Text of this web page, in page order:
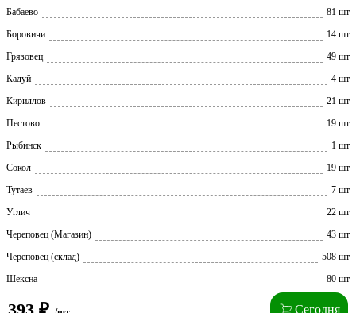
Бабаево
81 шт
Боровичи
14 шт
Грязовец
49 шт
Кадуй
4 шт
Кириллов
21 шт
Пестово
19 шт
Рыбинск
1 шт
Сокол
19 шт
Тутаев
7 шт
Углич
22 шт
Череповец (Магазин)
43 шт
Череповец (склад)
508 шт
Шексна
80 шт
Сегодня